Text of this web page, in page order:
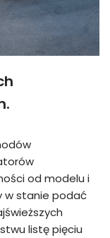
od modelu i
w stanie podać
listę pięciu